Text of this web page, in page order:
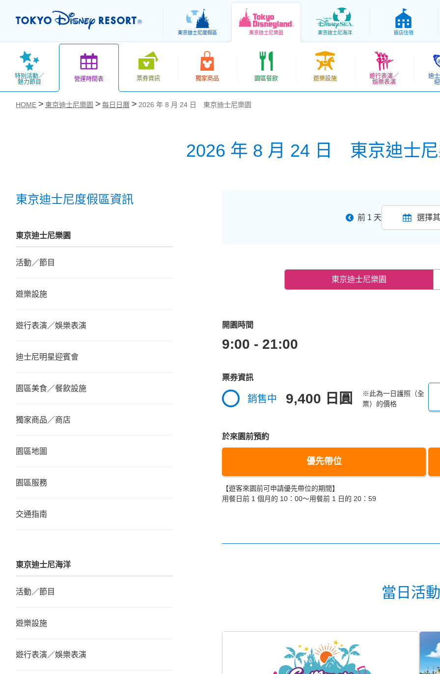
東京迪士尼度假區 東京迪士尼樂園 東京迪士尼海洋 飯店住宿
特別活動／
魅力節目
營運時間表 票券資訊 獨家商品 園區餐飲 遊樂設施
遊行表演／
娛樂表演
迪
HOME 東京迪士尼樂園 每日日曆 2026 年 8 月 24 日 東京迪士尼樂園
2026 年 8 月 24 日 東京迪士
前 1 天 選擇
東京迪士尼樂園
開園時間
9:00 - 21:00
票券資訊
銷售中 9,400 日圓
※此為一日護照（全
票）的價格
於來園前預約
優先帶位
【遊客來園前可申請優先帶位的期間】
用餐日前 1 個月的 10：00～用餐前 1 日的 20：59
當日活
東京迪士尼度假區資訊
東京迪士尼樂園
活動／節目
遊樂設施
遊行表演／娛樂表演
迪士尼明星迎賓會
園區美食／餐飲設施
獨家商品／商店
園區地圖
園區服務
交通指南
東京迪士尼海洋
活動／節目
遊樂設施
遊行表演／娛樂表演